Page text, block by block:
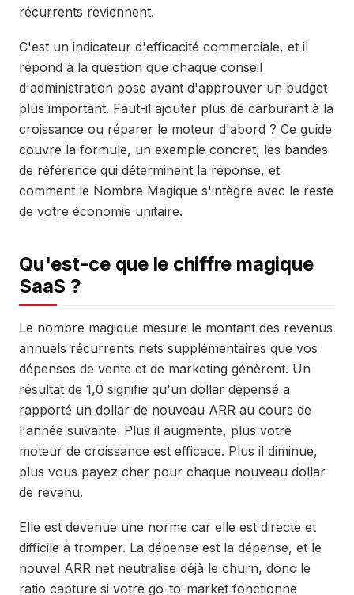
récurrents reviennent.
C'est un indicateur d'efficacité commerciale, et il
répond à la question que chaque conseil
d'administration pose avant d'approuver un budget
plus important. Faut-il ajouter plus de carburant à la
croissance ou réparer le moteur d'abord ? Ce guide
couvre la formule, un exemple concret, les bandes
de référence qui déterminent la réponse, et
comment le Nombre Magique s'intègre avec le reste
de votre économie unitaire.
Qu'est-ce que le chiffre magique
SaaS ?
Le nombre magique mesure le montant des revenus
annuels récurrents nets supplémentaires que vos
dépenses de vente et de marketing génèrent. Un
résultat de 1,0 signifie qu'un dollar dépensé a
rapporté un dollar de nouveau ARR au cours de
l'année suivante. Plus il augmente, plus votre
moteur de croissance est efficace. Plus il diminue,
plus vous payez cher pour chaque nouveau dollar
de revenu.
Elle est devenue une norme car elle est directe et
difficile à tromper. La dépense est la dépense, et le
nouvel ARR net neutralise déjà le churn, donc le
ratio capture si votre go-to-market fonctionne